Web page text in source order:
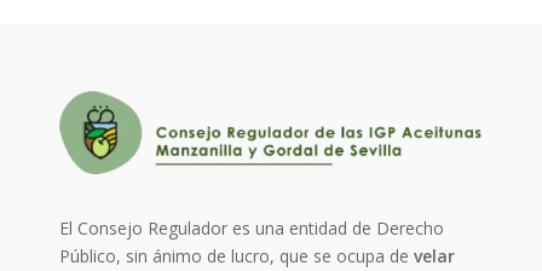
El Consejo Regulador es una entidad de Derecho
Público, sin ánimo de lucro, que se ocupa develar